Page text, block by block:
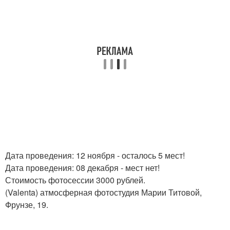
Дата проведения: 12 ноября - осталось 5 мест!
Дата проведения: 08 декабря - мест нет!
Стоимость фотосессии 3000 рублей.
(Valenta) атмосферная фотостудия Марии Титовой,
Фрунзе, 19.